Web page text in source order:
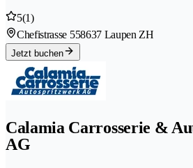
5(1)
Chefistrasse 558637 Laupen ZH
Jetzt buchen
Calamia Carrosserie &
AG